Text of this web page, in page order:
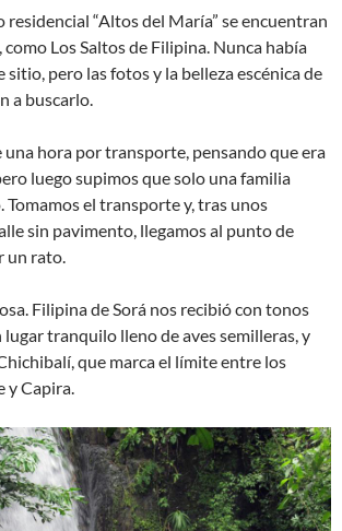
residencial “Altos del María” se encuentran
como Los Saltos de Filipina. Nunca había
sitio, pero las fotos y la belleza escénica de
a buscarlo.
una hora por transporte, pensando que era
luego supimos que solo una familia
Tomamos el transporte y, tras unos
sin pavimento, llegamos al punto de
un rato.
Filipina de Sorá nos recibió con tonos
lugar tranquilo lleno de aves semilleras, y
que marca el límite entre los
y Capira.